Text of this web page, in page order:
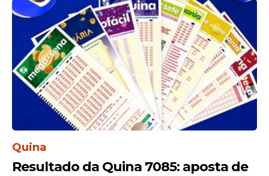
Quina
Resultado da Quina 7085: aposta de